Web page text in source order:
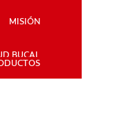
MISIÓN
BUCAL